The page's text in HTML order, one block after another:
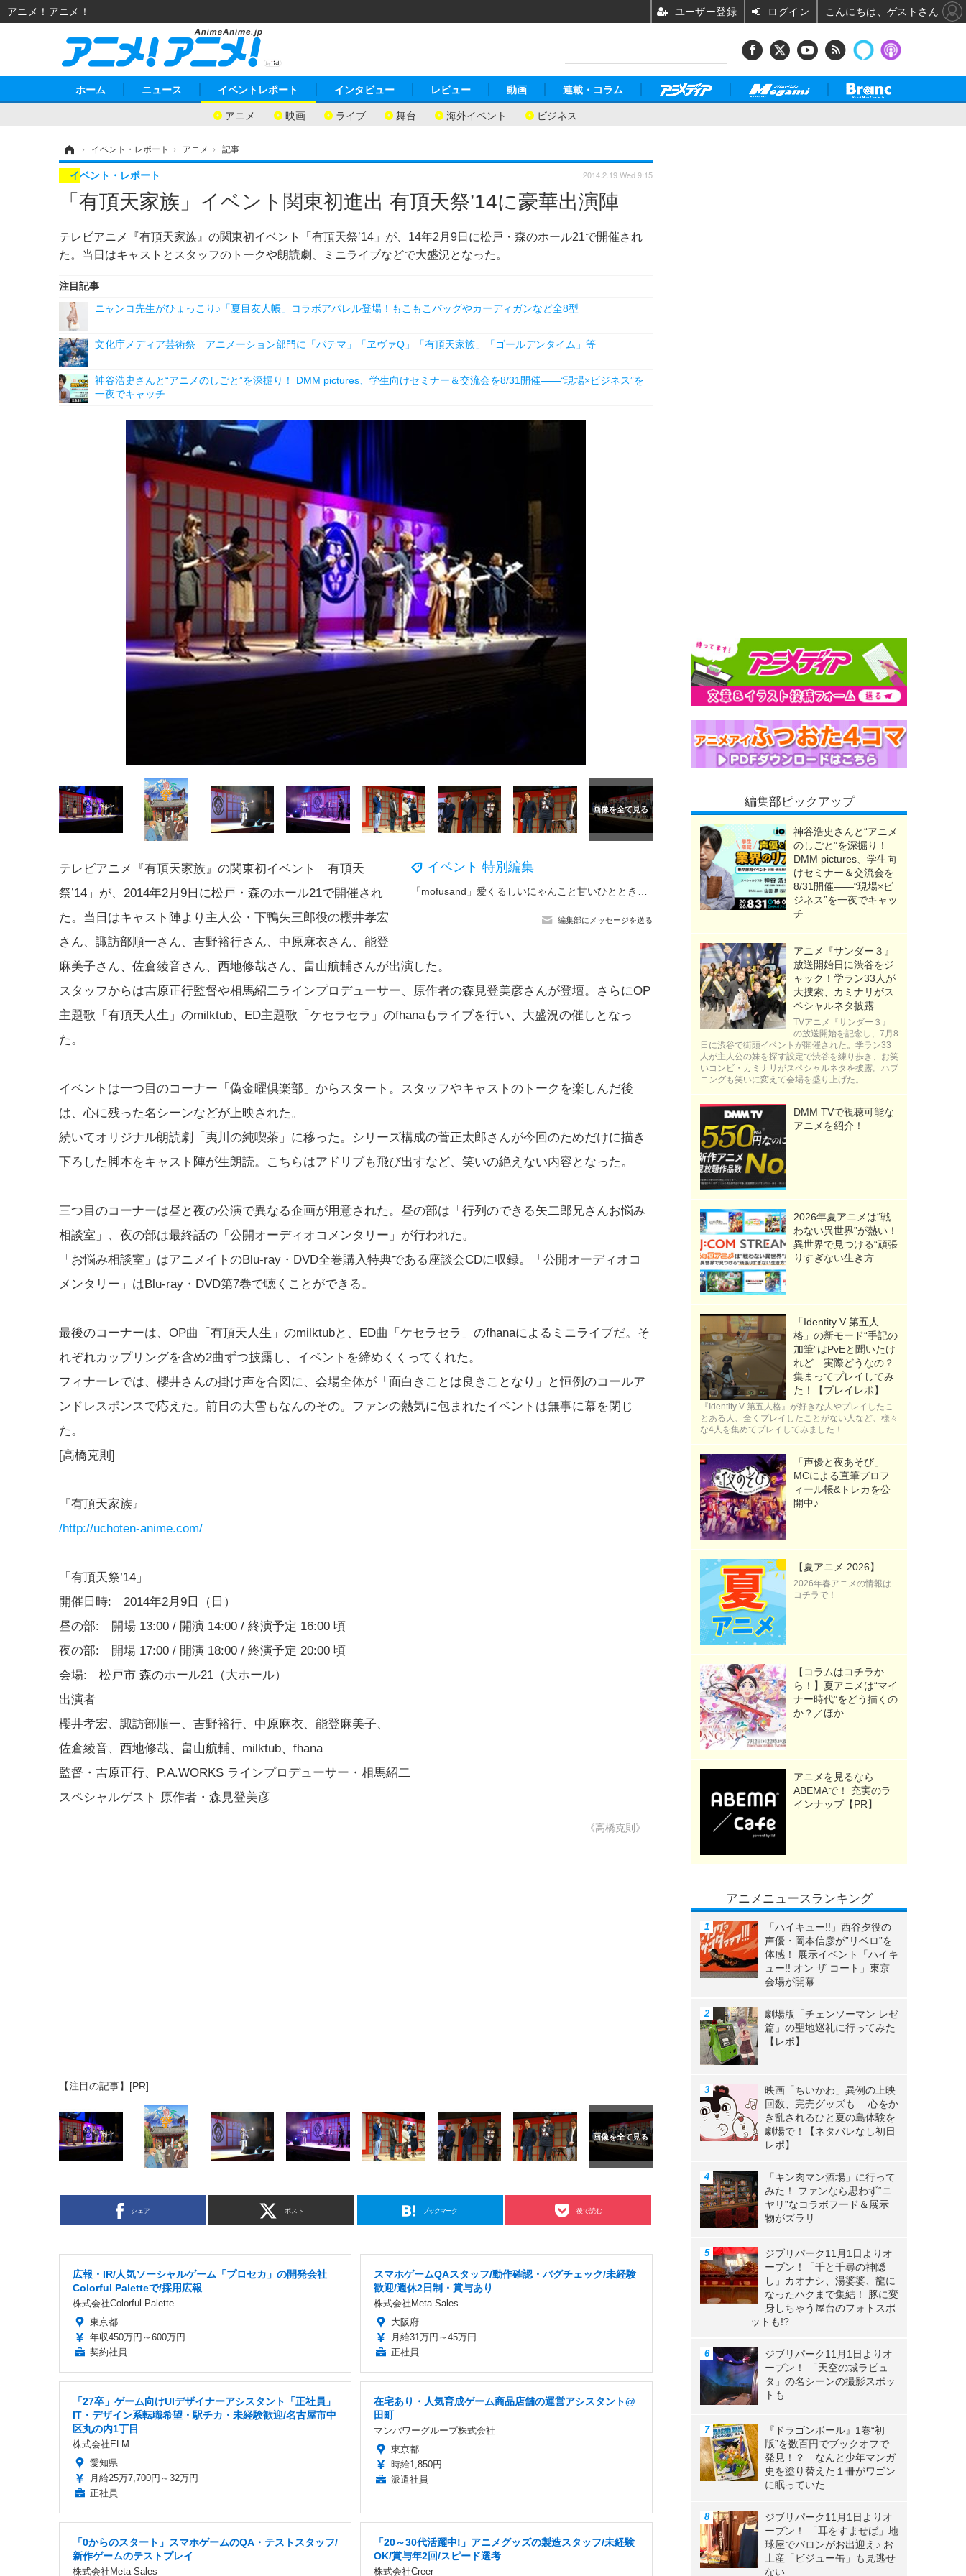
ホーム ニュース イベントレポート
アニメ 映画 ライブ 舞台 海外イベント ビジネス
インタビュー レビュー 動画 連載・コラム
› イベント・レポート › アニメ › 記事
「有頂天家族」イベント関東初進出 有頂天祭’14に豪華出演陣
テレビアニメ『有頂天家族』の関東初イベント「有頂天祭’14」が、14年2月9日に松戸・森のホール21で開催され
た。当日はキャストとスタッフのトークや朗読劇、ミニライブなどで大盛況となった。
イベント・レポート 2014.2.19 Wed 9:15
注目記事
ニャンコ先生がひょっこり♪「夏目友人帳」コラボアパレル登場！もこもこバッグやカーディガンなど全8型
文化庁メディア芸術祭 アニメーション部門に「パテマ」「ヱヴァQ」「有頂天家族」「ゴールデンタイム」等
神谷浩史さんと“アニメのしごと”を深掘り！ DMM pictures、学生向けセミナー＆交流会を8/31開催――“現場×ビジネス”を
一夜でキャッチ
イベント 特別編集
編集部にメッセージを送る
テレビアニメ『有頂天家族』の関東初イベント「有頂天
祭’14」が、2014年2月9日に松戸・森のホール21で開催され
た。当日はキャスト陣より主人公・下鴨矢三郎役の櫻井孝宏
さん、諏訪部順一さん、吉野裕行さん、中原麻衣さん、能登
麻美子さん、佐倉綾音さん、西地修哉さん、畠山航輔さんが出演した。
スタッフからは吉原正行監督や相馬紹二ラインプロデューサー、原作者の森見登美彦さんが登壇。さらにOP
主題歌「有頂天人生」のmilktub、ED主題歌「ケセラセラ」のfhanaもライブを行い、大盛況の催しとなっ
た。
イベントは一つ目のコーナー「偽金曜倶楽部」からスタート。スタッフやキャストのトークを楽しんだ後
は、心に残った名シーンなどが上映された。
続いてオリジナル朗読劇「夷川の純喫茶」に移った。シリーズ構成の菅正太郎さんが今回のためだけに描き
下ろした脚本をキャスト陣が生朗読。こちらはアドリブも飛び出すなど、笑いの絶えない内容となった。
三つ目のコーナーは昼と夜の公演で異なる企画が用意された。昼の部は「行列のできる矢二郎兄さんお悩み
相談室」、夜の部は最終話の「公開オーディオコメンタリー」が行われた。
「お悩み相談室」はアニメイトのBlu-ray・DVD全巻購入特典である座談会CDに収録。「公開オーディオコ
メンタリー」はBlu-ray・DVD第7巻で聴くことができる。
最後のコーナーは、OP曲「有頂天人生」のmilktubと、ED曲「ケセラセラ」のfhanaによるミニライブだ。そ
れぞれカップリングを含め2曲ずつ披露し、イベントを締めくくってくれた。
フィナーレでは、櫻井さんの掛け声を合図に、会場全体が「面白きことは良きことなり」と恒例のコールア
ンドレスポンスで応えた。前日の大雪もなんのその。ファンの熱気に包まれたイベントは無事に幕を閉じ
た。
[高橋克則]
『有頂天家族』
/http://uchoten-anime.com/
「有頂天祭’14」
開催日時: 2014年2月9日（日）
昼の部: 開場 13:00 / 開演 14:00 / 終演予定 16:00 頃
夜の部: 開場 17:00 / 開演 18:00 / 終演予定 20:00 頃
会場: 松戸市 森のホール21（大ホール）
出演者
櫻井孝宏、諏訪部順一、吉野裕行、中原麻衣、能登麻美子、
佐倉綾音、西地修哉、畠山航輔、milktub、fhana
監督・吉原正行、P.A.WORKS ラインプロデューサー・相馬紹二
スペシャルゲスト 原作者・森見登美彦
《高橋克則》
【注目の記事】[PR]
シェア ポスト ブックマーク 後で読む
広報・IR/人気ソーシャルゲーム「プロセカ」の開発会社
Colorful Paletteで/採用広報
株式会社Colorful Palette
東京都
年収450万円～600万円
契約社員
スマホゲームQAスタッフ/動作確認・バグチェック/未経験
歓迎/週休2日制・賞与あり
株式会社Meta Sales
大阪府
月給31万円～45万円
正社員
「27卒」ゲーム向けUIデザイナーアシスタント「正社員」
IT・デザイン系転職希望・駅チカ・未経験歓迎/名古屋市中
区丸の内1丁目
株式会社ELM
愛知県
月給25万7,700円～32万円
正社員
在宅あり・人気育成ゲーム商品店舗の運営アシスタント@
田町
マンパワーグループ株式会社
東京都
時給1,850円
派遣社員
「0からのスタート」スマホゲームのQA・テストスタッフ/
新作ゲームのテストプレイ
株式会社Meta Sales
「20～30代活躍中!」アニメグッズの製造スタッフ/未経験
OK/賞与年2回/スピード選考
株式会社Creer
編集部ピックアップ
神谷浩史さんと“アニメ
のしごと”を深掘り！
DMM pictures、学生向
けセミナー＆交流会を
8/31開催――“現場×ビ
ジネス”を一夜でキャッ
チ
アニメ『サンダー３』
放送開始日に渋谷をジ
ャック！学ラン33人が
大捜索、カミナリがス
ペシャルネタ披露
TVアニメ『サンダー３』
の放送開始を記念し、7月8
日に渋谷で街頭イベントが開催された。学ラン33
人が主人公の妹を探す設定で渋谷を練り歩き、お笑
いコンビ・カミナリがスペシャルネタを披露。ハプ
ニングも笑いに変えて会場を盛り上げた。
DMM TVで視聴可能な
アニメを紹介！
2026年夏アニメは“戦
わない異世界”が熱い！
異世界で見つける“頑張
りすぎない生き方
「Identity V 第五人
格」の新モード“手記の
加筆”はPvEと聞いたけ
れど…実際どうなの？
集まってプレイしてみ
た！【プレイレポ】
『Identity V 第五人格』が好きな人やプレイしたこ
とある人、全くプレイしたことがない人など、様々
な4人を集めてプレイしてみました！
「声優と夜あそび」
MCによる直筆プロフ
ィール帳&トレカを公
開中♪
【夏アニメ 2026】
2026年春アニメの情報は
コチラで！
【コラムはコチラか
ら！】夏アニメは“マイ
ナー時代”をどう描くの
か？／ほか
アニメを見るなら
ABEMAで！ 充実のラ
インナップ【PR】
アニメニュースランキング
「ハイキュー!!」西谷夕役の
声優・岡本信彦が”リベロ”を
体感！ 展示イベント「ハイキ
ュー!! オン ザ コート」東京
会場が開幕
劇場版「チェンソーマン レゼ
篇」の聖地巡礼に行ってみた
【レポ】
映画「ちいかわ」異例の上映
回数、完売グッズも… 心をか
き乱されるひと夏の島体験を
劇場で！【ネタバレなし初日
レポ】
「キン肉マン酒場」に行って
みた！ ファンなら思わず“ニ
ヤリ”なコラボフード＆展示
物がズラリ
ジブリパーク11月1日よりオ
ープン！「千と千尋の神隠
し」カオナシ、湯婆婆、龍に
なったハクまで集結！ 豚に変
身しちゃう屋台のフォトスポ
ットも!?
ジブリパーク11月1日よりオ
ープン！ 「天空の城ラピュ
タ」の名シーンの撮影スポッ
トも
『ドラゴンボール』1巻“初
版”を数百円でブックオフで
発見！？ なんと少年マンガ
史を塗り替えた１冊がワゴン
に眠っていた
ジブリパーク11月1日よりオ
ープン！ 「耳をすませば」地
球屋でバロンがお出迎え♪ お
土産「ビジュー缶」も見逃せ
ない
アニメ！アニメ！ ユーザー登録 ログイン こんにちは、ゲストさん